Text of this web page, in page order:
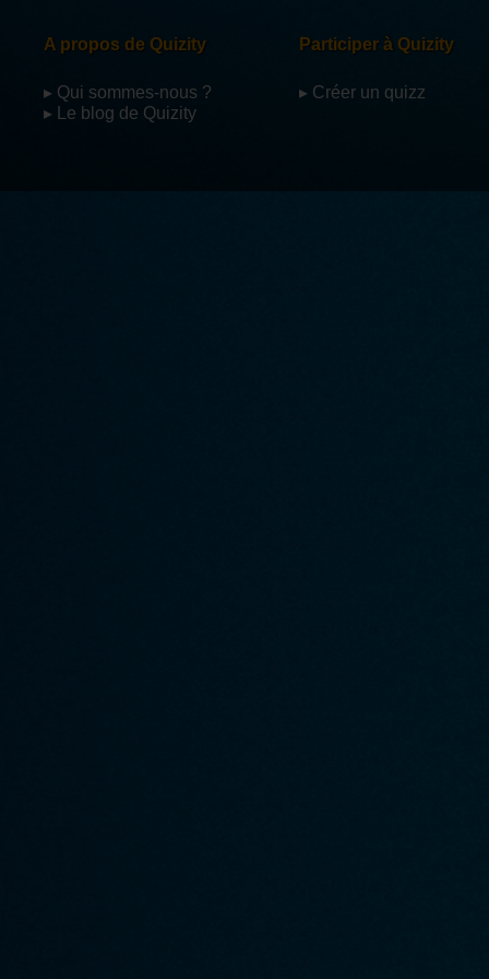
A propos de Quizity
▸ Qui sommes-nous ?
▸ Le blog de Quizity
Participer à Quizity
▸ Créer un quizz